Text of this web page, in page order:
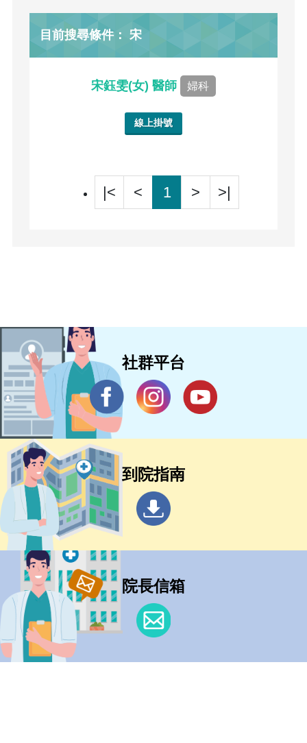
目前搜尋條件： 宋
宋鈺雯(女) 醫師 婦科
線上掛號
|< < 1 > >|
社群平台
到院指南
院長信箱